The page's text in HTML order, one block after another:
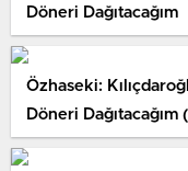
Döneri Dağıtacağım
Özhaseki:
Döneri Dağıtacağım